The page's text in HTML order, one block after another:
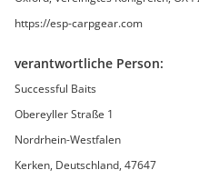
https://esp-carpgear.com
verantwortliche Person:
Successful Baits
Obereyller Straße 1
Nordrhein-Westfalen
Kerken, Deutschland, 47647